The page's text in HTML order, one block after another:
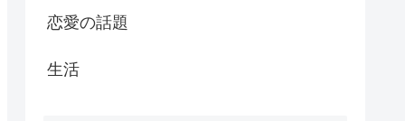
恋愛の話題
生活